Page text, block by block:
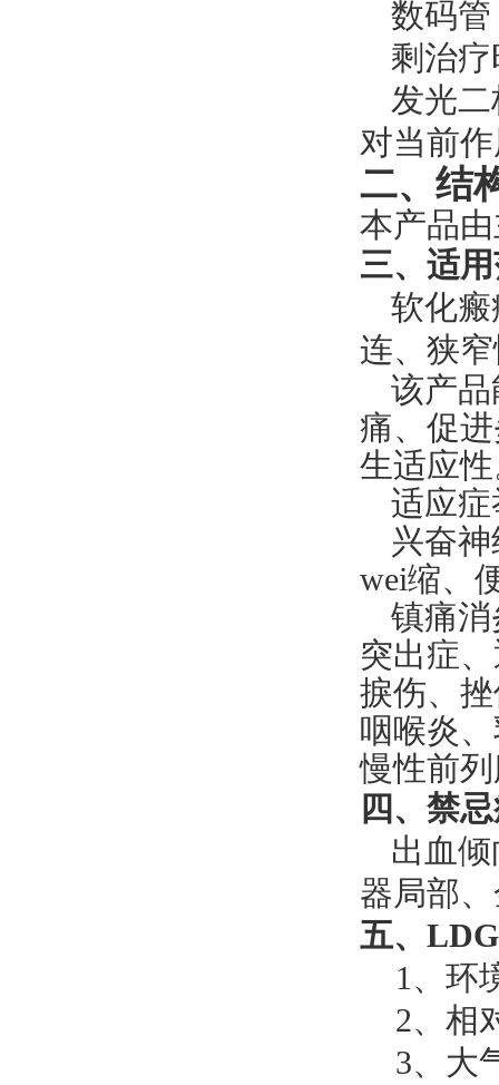
数码
剩治
发光
对当前
二、结
本产品
三、适
软化
连、狭
该产
痛、促
生适应
适应
兴奋
wei缩、
镇痛
突出症
捩伤、
咽喉炎
慢性前
四、禁
出血
器局部
五、
1、环
2、相
3、大